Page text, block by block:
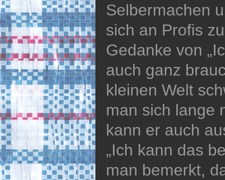
Selbermachen
sich an Profis
Gedanke von
auch ganz
kleinen Welt
man sich lange
kann er auch
„Ich kann das
man bemerkt,